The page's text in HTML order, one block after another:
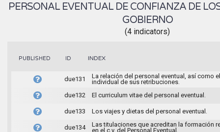
PERSONAL EVENTUAL DE CONFIANZA DE
GOBIERNO
(4 indicators)
PUBLISHED ID INDEX
due131
La relación del personal eventual, así como
individual de sus retribuciones.
due132
El curriculum vitae del personal eventual.
due133 Los viajes y dietas del personal eventual.
due134
Las titulaciones que acreditan la formación
en el c.v. del Personal Eventual.